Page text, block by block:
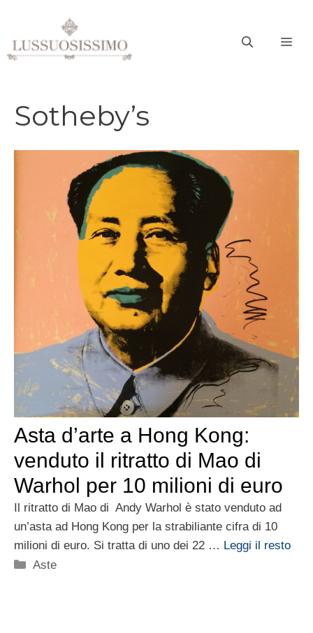
contenuto
Sotheby’s
Asta d’arte a Hong Kong:
venduto il ritratto di Mao di
Warhol per 10 milioni di euro
Il ritratto di Mao di Andy Warhol è stato venduto ad
un’asta ad Hong Kong per la strabiliante cifra di 10
milioni di euro. Si tratta di uno dei 22 … Leggi il resto
Categorie
Aste